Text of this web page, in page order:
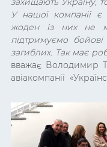
У нашої компанії
жоден із них не
підтримуємо
загиблих. Так має
вважає Володимир
авіакомпанії